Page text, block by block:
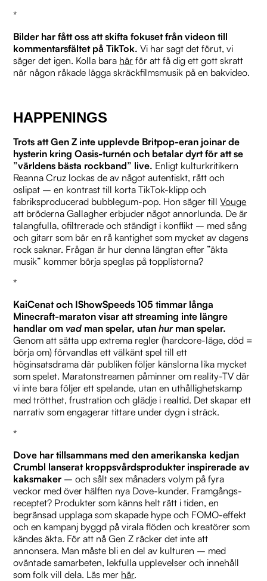
*
Bilder har fått oss att skifta fokuset från videon till
kommentarsfältet på TikTok. Vi har sagt det förut, vi
säger det igen. Kolla bara här för att få dig ett gott skratt
när någon råkade lägga skräckfilmsmusik på en bakvideo.
HAPPENINGS
Trots att Gen Z inte upplevde Britpop-eran joinar de
hysterin kring Oasis-turnén och betalar dyrt för att se
”världens bästa rockband” live. Enligt kulturkritikern
Reanna Cruz lockas de av något autentiskt, rått och
oslipat – en kontrast till korta TikTok-klipp och
fabriksproducerad bubblegum-pop. Hon säger tillVouge
att bröderna Gallagher erbjuder något annorlunda. De är
talangfulla, ofiltrerade och ständigt i konflikt – med sång
och gitarr som bär en rå kantighet som mycket av dagens
rock saknar. Frågan är hur denna längtan efter ”äkta
musik” kommer börja speglas på topplistorna?
*
KaiCenat och IShowSpeeds 105 timmar långa
Minecraft-maraton visar att streaming inte längre
handlar omvad man spelar, utanhurman spelar.
Genom att sätta upp extrema regler (hardcore-läge, död =
börja om) förvandlas ett välkänt spel till ett
höginsatsdrama där publiken följer känslorna lika mycket
som spelet. Maratonstreamen påminner om reality-TV där
vi inte bara följer ett spelande, utan en uthållighetskamp
med trötthet, frustration och glädje i realtid. Det skapar ett
narrativ som engagerar tittare under dygn i sträck.
*
Dove har tillsammans med den amerikanska kedjan
Crumbl lanserat kroppsvårdsprodukter inspirerade av
kaksmaker – och sålt sex månaders volym på fyra
veckor med över hälften nya Dove-kunder. Framgångs-
receptet? Produkter som känns helt rätt i tiden, en
begränsad upplaga som skapade hype och FOMO-effekt
och en kampanj byggd på virala flöden och kreatörer som
kändes äkta. För att nå Gen Z räcker det inte att
annonsera. Man måste bli en del av kulturen – med
oväntade samarbeten, lekfulla upplevelser och innehåll
som folk vill dela. Läs mer här.